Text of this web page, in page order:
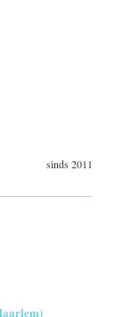
sinds 2011